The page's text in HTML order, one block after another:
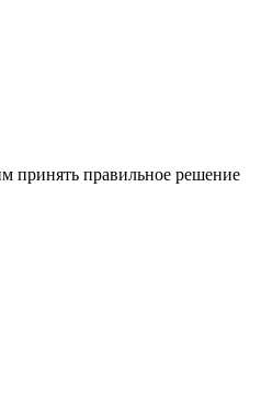
принять правильное решение